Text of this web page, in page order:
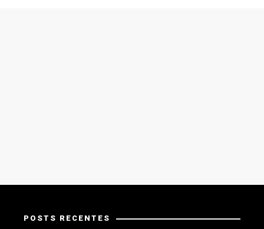
POSTS RECENTES